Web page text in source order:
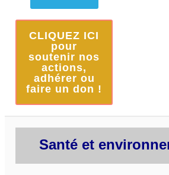
CLIQUEZ ICI
pour
soutenir nos
actions,
adhérer ou
faire un don !
Santé et